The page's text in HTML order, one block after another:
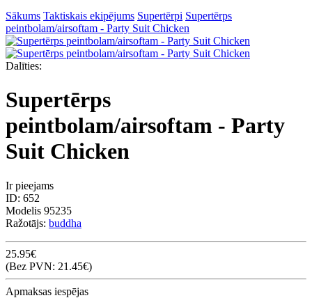
Sākums Taktiskais ekipējums Supertērpi Supertērps
peintbolam/airsoftam - Party Suit Chicken
Dalīties:
Supertērps
peintbolam/airsoftam - Party
Suit Chicken
Ir pieejams
ID: 652
Modelis 95235
Ražotājs: buddha
25.95€
(Bez PVN: 21.45€)
Apmaksas iespējas